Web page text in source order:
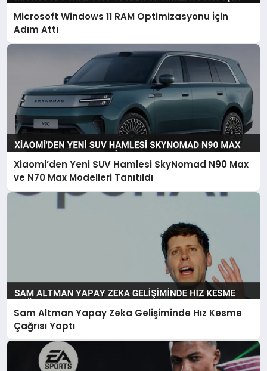
Microsoft Windows 11 RAM Optimizasyonu İçin
Adım Attı
Xiaomi’den Yeni SUV Hamlesi SkyNomad N90 Max
ve N70 Max Modelleri Tanıtıldı
Sam Altman Yapay Zeka Gelişiminde Hız Kesme
Çağrısı Yaptı